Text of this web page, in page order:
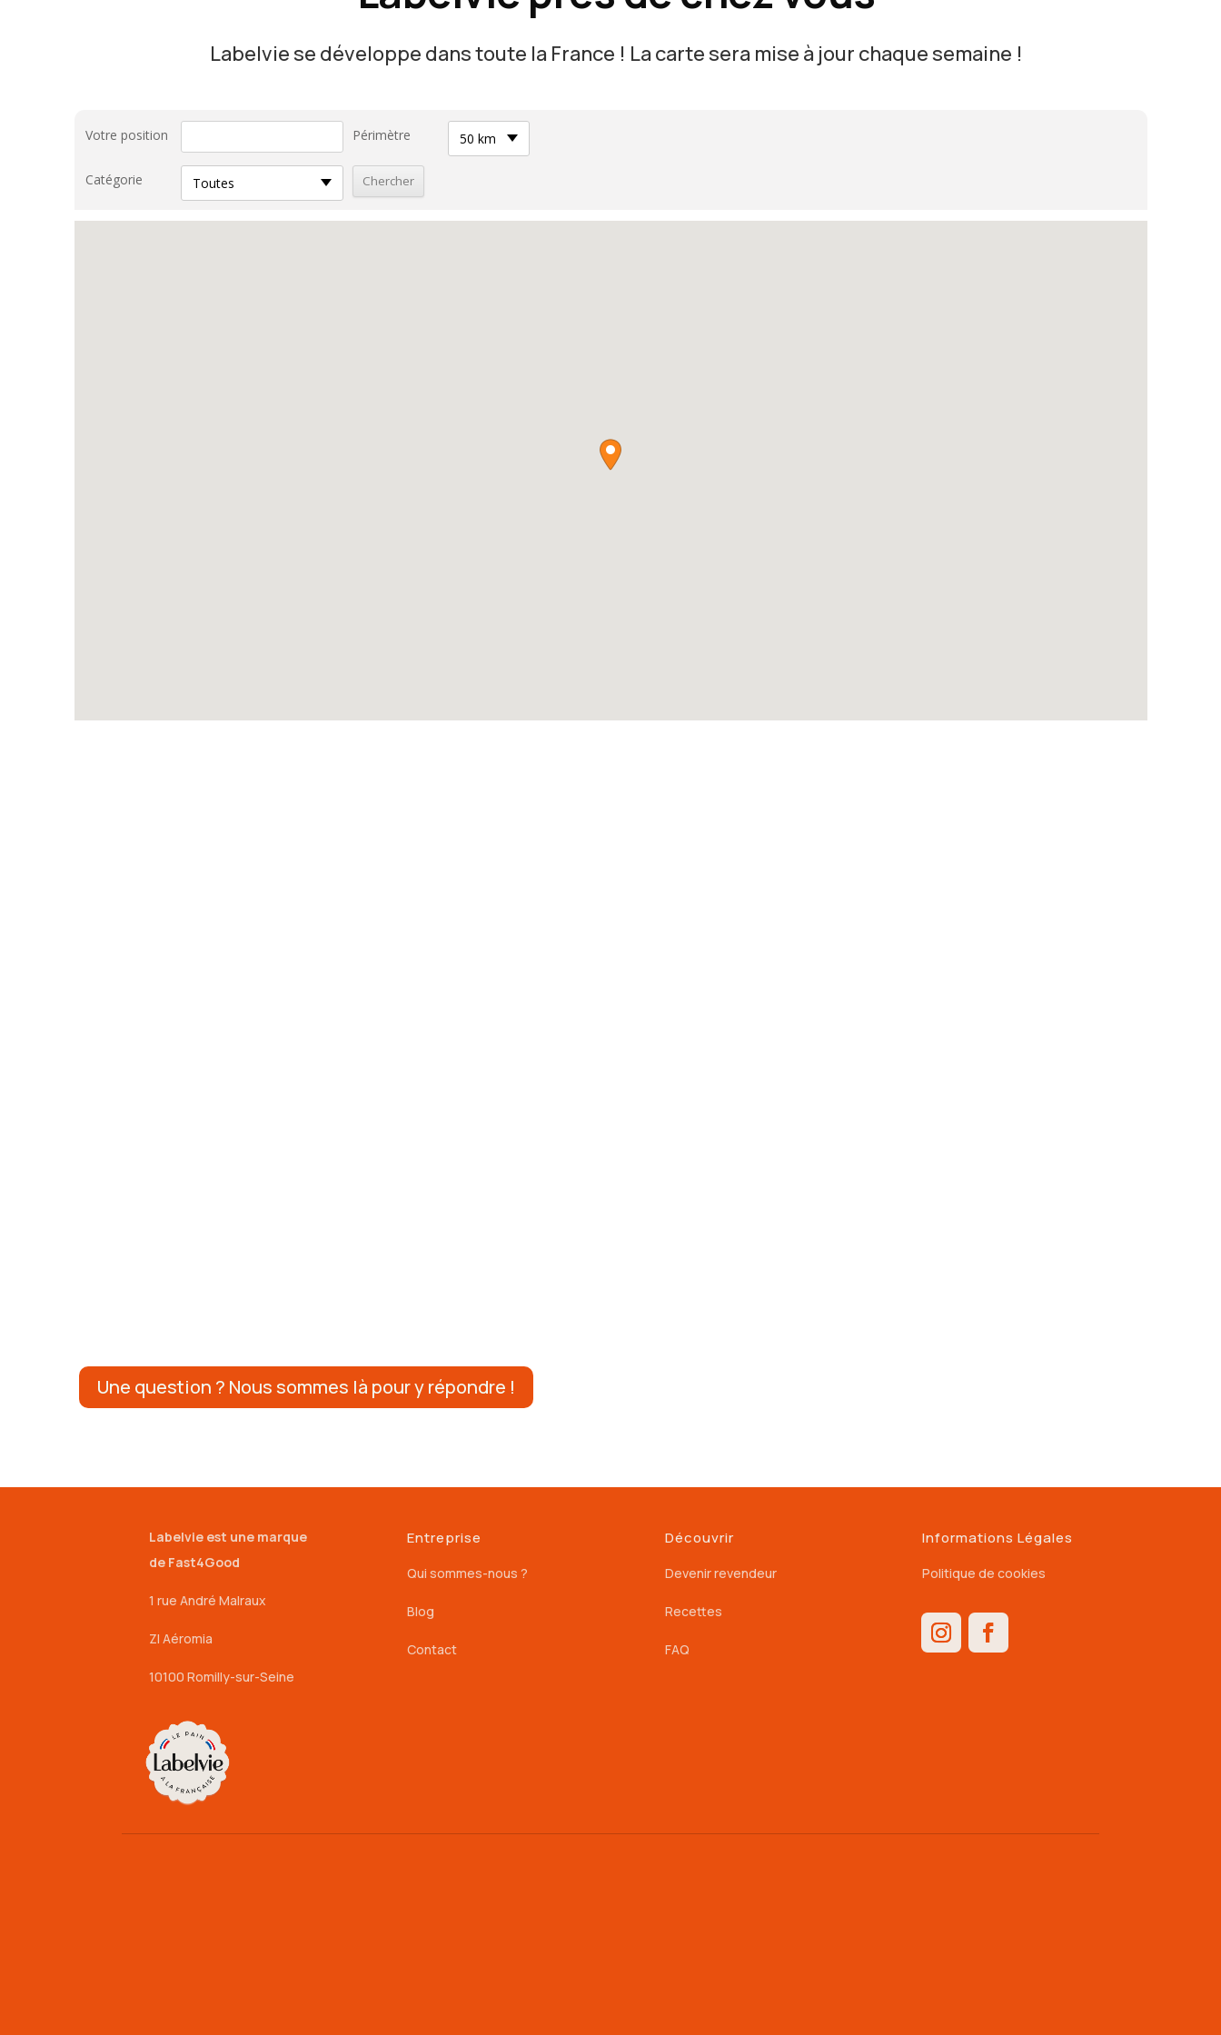
Labelvie se développe dans toute la France ! La carte sera mise à jour chaque semaine !
Votre position Périmètre 50 km
Catégorie Toutes
Une question ? Nous sommes là pour y répondre !
Labelvie est une marque
de Fast4Good
1 rue André Malraux
ZI Aéromia
10100 Romilly-sur-Seine
Entreprise
Qui sommes-nous ?
Blog
Contact
Découvrir
Devenir revendeur
Recettes
FAQ
Informations Légales
Politique de cookies